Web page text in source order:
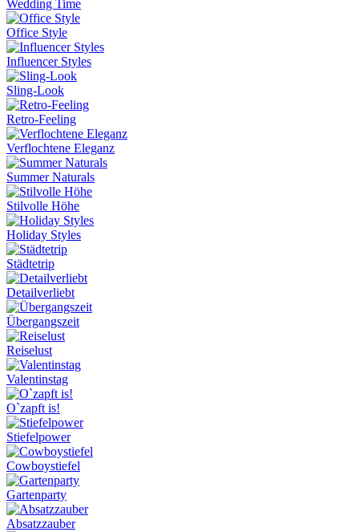
Wedding Time
Office Style
Influencer Styles
Sling-Look
Retro-Feeling
Verflochtene Eleganz
Summer Naturals
Stilvolle Höhe
Holiday Styles
Städtetrip
Detailverliebt
Übergangszeit
Reiselust
Valentinstag
O`zapft is!
Stiefelpower
Cowboystiefel
Gartenparty
Absatzzauber